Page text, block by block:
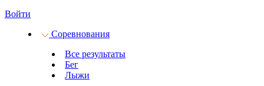
Войти
Соревнования
Все результаты
Бег
Лыжи